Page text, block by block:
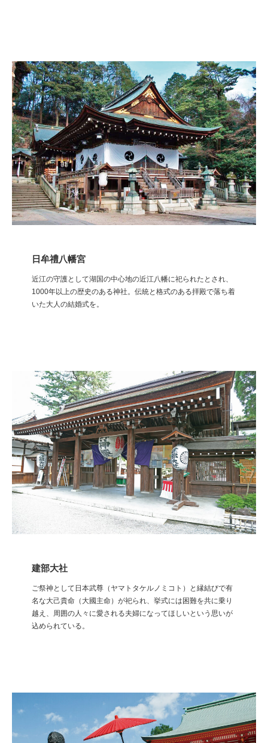
日牟禮八幡宮
近江の守護として湖国の中心地の近江八幡に祀られたとされ、
1000年以上の歴史のある神社。伝統と格式のある拝殿で落ち着
いた大人の結婚式を。
建部大社
ご祭神として日本武尊（ヤマトタケルノミコト）と縁結びで有
名な大己貴命（大國主命）が祀られ、挙式には困難を共に乗り
越え、周囲の人々に愛される夫婦になってほしいという思いが
込められている。